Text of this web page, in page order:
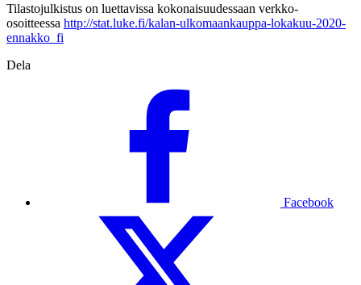
Tilastojulkistus on luettavissa kokonaisuudessaan verkko-
osoitteessa http://stat.luke.fi/kalan-ulkomaankauppa-lokakuu-2020-
ennakko_fi
Dela
Facebook